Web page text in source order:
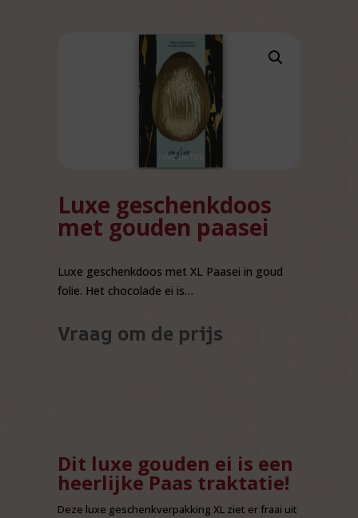
Luxe geschenkdoos
met gouden paasei
Luxe geschenkdoos met XL Paasei in goud
folie. Het chocolade ei is…
Vraag om de prijs
Dit luxe gouden ei is een
heerlijke Paas traktatie!
Deze luxe geschenkverpakking XL ziet er fraai uit